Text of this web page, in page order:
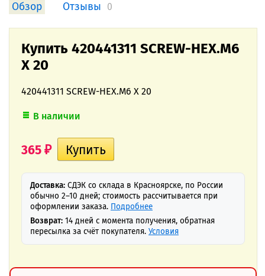
Обзор Отзывы 0
Купить 420441311 SCREW-HEX.M6
X 20
420441311 SCREW-HEX.M6 X 20
В наличии
365 ₽
Доставка: СДЭК со склада в Красноярске, по России
обычно 2–10 дней; стоимость рассчитывается при
оформлении заказа. Подробнее
Возврат: 14 дней с момента получения, обратная
пересылка за счёт покупателя. Условия